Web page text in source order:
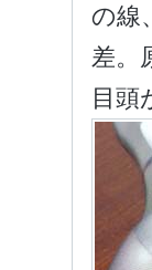
の線
差。
目頭